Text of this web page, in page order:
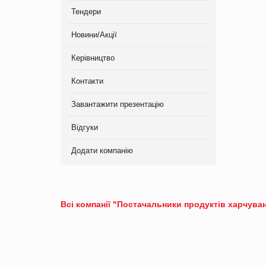
Тендери
Новини/Акції
Керівництво
Контакти
Завантажити презентацію
Відгуки
Додати компанію
Всі компанії "Постачальники продуктів